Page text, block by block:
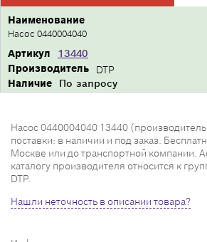
Производитель DTP
Артикул 13440
Наименование
Насос 0440004040
Наличие По запросу
Насос 0440004040 13440
поставки: в наличии и под заказ.
Москве или до транспортной компании.
каталогу производителя относится к
DTP.
Нашли неточность в описании товара?